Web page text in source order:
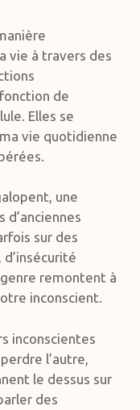
vie à travers des
de
Elles se
vie quotidienne
une
sur des
remontent à
inconscient.
inconscientes
l’autre,
le dessus sur
des